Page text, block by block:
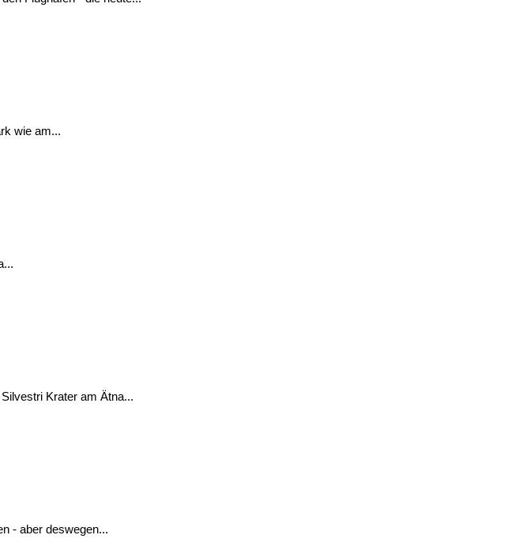
wie am...
Krater am Ätna...
- aber deswegen...